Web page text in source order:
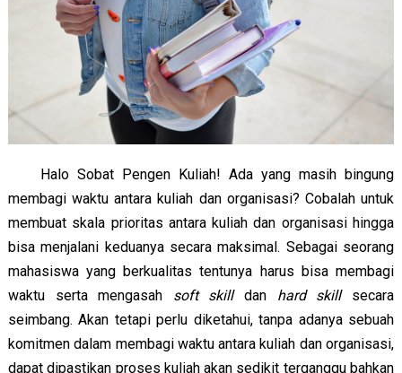
Halo Sobat Pengen Kuliah! Ada yang masih bingung
membagi waktu antara kuliah dan organisasi? Cobalah untuk
membuat skala prioritas antara kuliah dan organisasi hingga
bisa menjalani keduanya secara maksimal. Sebagai seorang
mahasiswa yang berkualitas tentunya harus bisa membagi
waktu serta mengasah soft skill dan hard skill secara
seimbang. Akan tetapi perlu diketahui, tanpa adanya sebuah
komitmen dalam membagi waktu antara kuliah dan organisasi,
dapat dipastikan proses kuliah akan sedikit terganggu bahkan